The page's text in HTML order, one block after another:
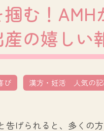
む！
の嬉しい
び 漢方・妊活 人気の記
告げられると、多くの